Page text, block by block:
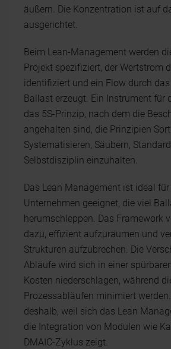
äußern. Die Konzentration ist auf
ausgerichtet.
Beim Lean-Management werden
Projekt spezifiziert, der Wertstrom
identifiziert und ein Flow durch
Ballast erzeugt. Ein Instrument für
das 5S-Prinzip, nach dem die
angehalten sind, die Prinzipien
Systematisieren, Säubern,
Selbstdisziplin einzuhalten.
Das Lean Management ist ideal
Unternehmen geeignet, die viel
herumschleppen. Das Framework
dazu, effizient aufzuräumen und
Strukturen aufzubrechen. Die
Abläufe wird sich in einer
Kosten niederschlagen, während
Prozessabläufen minimiert
deshalb, weil sich das Lean
die Integration von Modulen wie
DMAIC-Zyklus zeigt.